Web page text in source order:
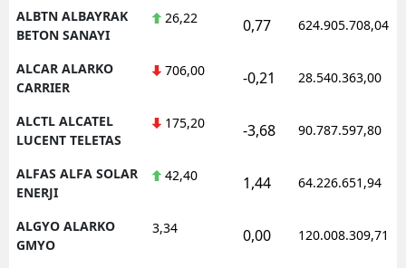
ALBTN ALBAYRAK
BETON SANAYI
26,22 0,77 624.905.708,04
ALCAR ALARKO
CARRIER
706,00 -0,21 28.540.363,00
ALCTL ALCATEL
LUCENT TELETAS
175,20 -3,68 90.787.597,80
ALFAS ALFA SOLAR
ENERJI
42,40 1,44 64.226.651,94
ALGYO ALARKO
GMYO
3,34 0,00 120.008.309,71